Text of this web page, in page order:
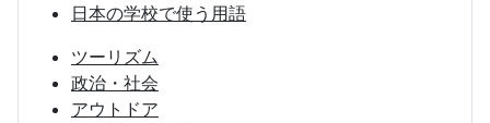
日本の学校で使う用語
ツーリズム
政治・社会
アウトドア